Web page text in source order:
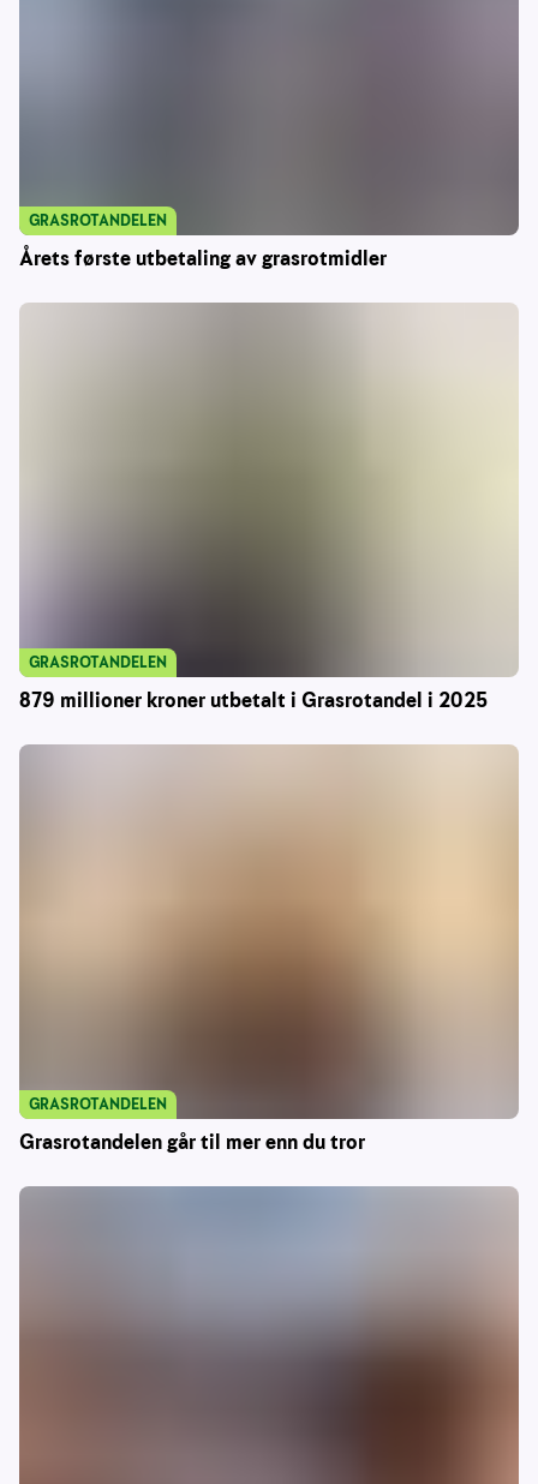
Årets første utbetaling av grasrotmidler
GRASROTANDELEN
879 millioner kroner utbetalt i Grasrotandel i 2025
GRASROTANDELEN
Grasrotandelen går til mer enn du tror
GRASROTANDELEN